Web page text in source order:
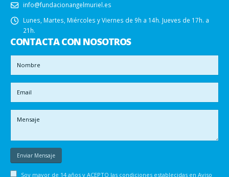
info@fundacionangelmuriel.es
Lunes, Martes, Miércoles y Viernes de 9h a 14h. Jueves de 17h. a
21h.
CONTACTA CON NOSOTROS
Soy mayor de 14 años y ACEPTO las condiciones establecidas en Aviso